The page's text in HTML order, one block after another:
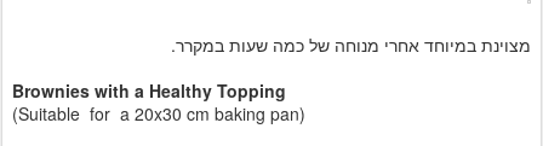
מצוינת במיוחד אחרי מנוחה של כמה שעות במקרר.
Brownies with a Healthy Topping
(Suitable for a 20x30 cm baking pan)